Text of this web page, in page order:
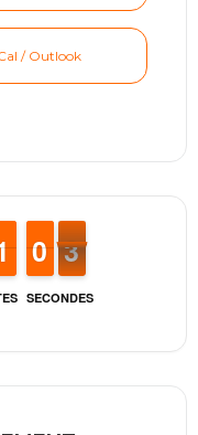
/ Outlook
SECONDES
9
9
0
0 3
2
2